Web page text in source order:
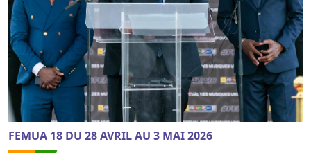
FEMUA 18 DU 28 AVRIL AU 3 MAI 2026